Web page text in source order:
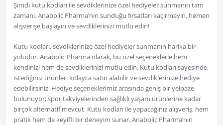
Şimdi kutu kodları ile sevdiklerinize özel hediyeler sunmanın tam
zamanı. Anabolic Pharma’nın sunduğu fırsatları kaçırmayın, hemen
alışverişe başlayın ve sevdiklerinizi mutlu edin!
Kutu kodları, sevdiklerinize özel hediyeler sunmanın harika bir
yoludur. Anabolic Pharma olarak, bu özel seçeneklerle hem
kendinizi hem de sevdiklerinizi mutlu edin. Kutu kodları sayesinde,
istediğiniz ürünleri kolayca satın alabilir ve sevdiklerinize hediye
edebilirsiniz. Hediye seçeneklerimiz arasında geniş bir yelpaze
bulunuyor; spor takviyelerinden sağlıklı yaşam ürünlerine kadar
birçok alternatif mevcut. Kutu kodları ile yapacağınız alışveriş, hem
pratik hem de keyifli bir deneyim sunar. Anabolic Pharma’nın